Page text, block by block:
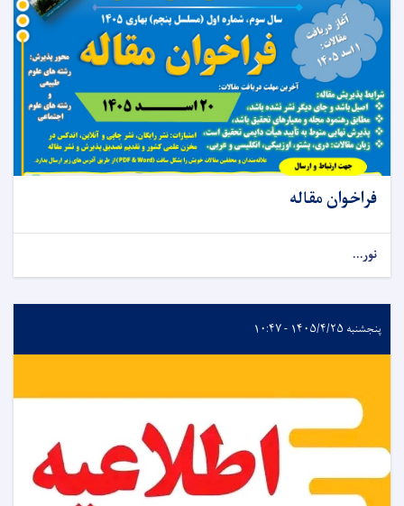
فراخوان مقاله
نور...
پنجشنبه ۱۴۰۵/۴/۲۵ - ۱۰:۴۷